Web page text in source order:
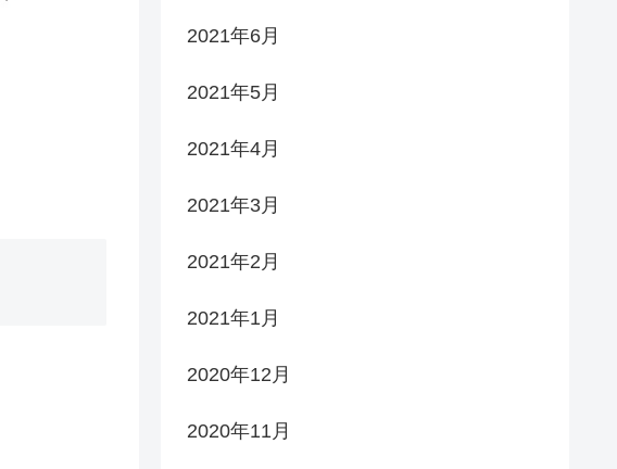
2021年6月
2021年5月
2021年4月
2021年3月
2021年2月
2021年1月
2020年12月
2020年11月